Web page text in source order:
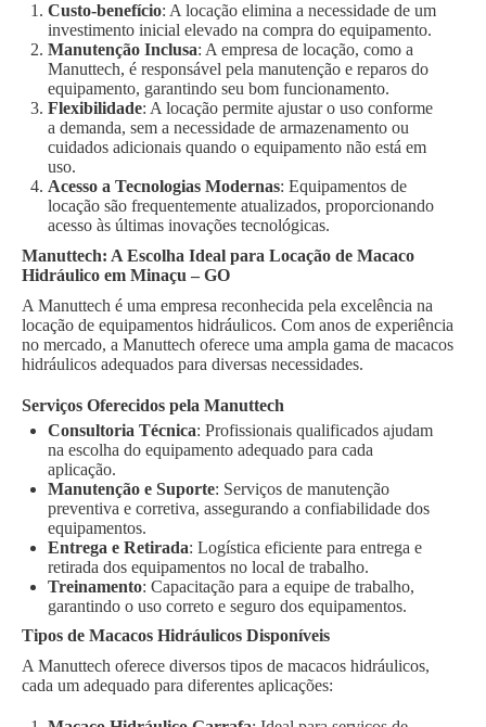
Custo-benefício: A locação elimina a necessidade de um
investimento inicial elevado na compra do equipamento.
Manutenção Inclusa: A empresa de locação, como a
Manuttech, é responsável pela manutenção e reparos do
equipamento, garantindo seu bom funcionamento.
Flexibilidade: A locação permite ajustar o uso conforme
a demanda, sem a necessidade de armazenamento ou
cuidados adicionais quando o equipamento não está em
uso.
Acesso a Tecnologias Modernas: Equipamentos de
locação são frequentemente atualizados, proporcionando
acesso às últimas inovações tecnológicas.
Manuttech: A Escolha Ideal para Locação de Macaco
Hidráulico em Minaçu – GO
A Manuttech é uma empresa reconhecida pela excelência na
locação de equipamentos hidráulicos. Com anos de experiência
no mercado, a Manuttech oferece uma ampla gama de macacos
hidráulicos adequados para diversas necessidades.
Serviços Oferecidos pela Manuttech
Consultoria Técnica: Profissionais qualificados ajudam
na escolha do equipamento adequado para cada
aplicação.
Manutenção e Suporte: Serviços de manutenção
preventiva e corretiva, assegurando a confiabilidade dos
equipamentos.
Entrega e Retirada: Logística eficiente para entrega e
retirada dos equipamentos no local de trabalho.
Treinamento: Capacitação para a equipe de trabalho,
garantindo o uso correto e seguro dos equipamentos.
Tipos de Macacos Hidráulicos Disponíveis
A Manuttech oferece diversos tipos de macacos hidráulicos,
cada um adequado para diferentes aplicações: